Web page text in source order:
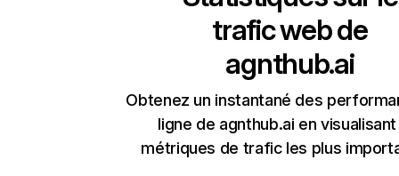
trafic web de
agnthub.ai
Obtenez un instantané des
ligne de agnthub.ai en
métriques de trafic les plus